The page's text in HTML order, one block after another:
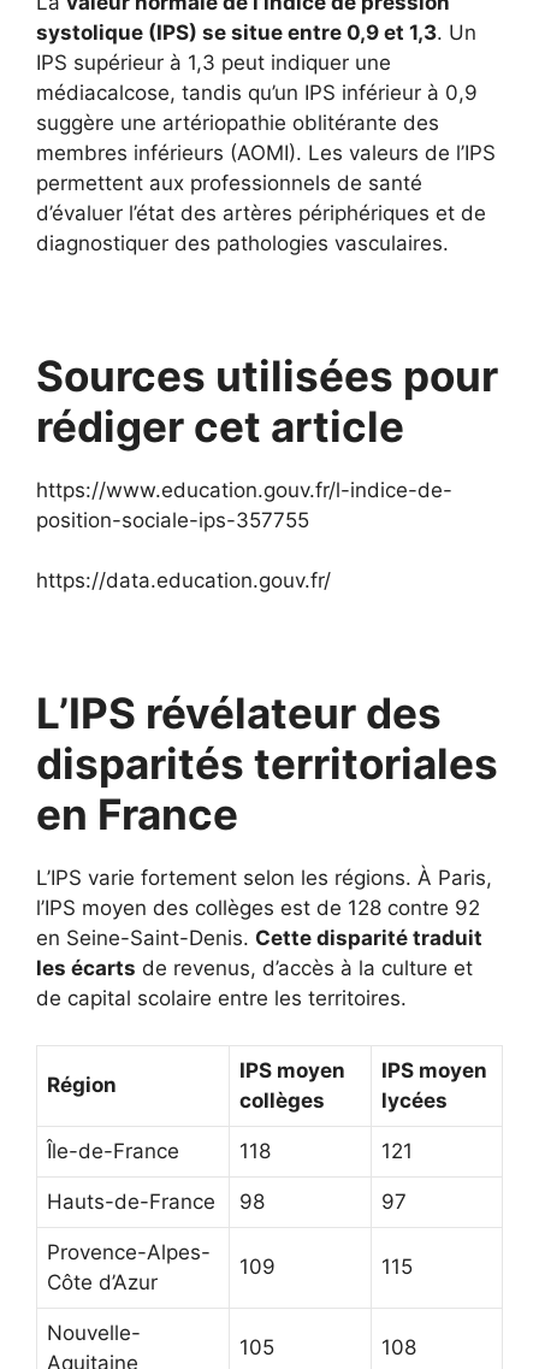
systolique (IPS) se situe entre 0,9 et 1,3. Un
IPS supérieur à 1,3 peut indiquer une
médiacalcose, tandis qu’un IPS inférieur à 0,9
suggère une artériopathie oblitérante des
membres inférieurs (AOMI). Les valeurs de l’IPS
permettent aux professionnels de santé
d’évaluer l’état des artères périphériques et de
diagnostiquer des pathologies vasculaires.
Sources utilisées pour
rédiger cet article
https://www.education.gouv.fr/l-indice-de-
position-sociale-ips-357755
https://data.education.gouv.fr/
L’IPS révélateur des
disparités territoriales
en France
L’IPS varie fortement selon les régions. À Paris,
l’IPS moyen des collèges est de 128 contre 92
en Seine-Saint-Denis. Cette disparité traduit
les écarts de revenus, d’accès à la culture et
de capital scolaire entre les territoires.
Région
IPS moyen
collèges
IPS moyen
lycées
Île-de-France 118 121
Hauts-de-France 98 97
Provence-Alpes-
Côte d’Azur
109 115
Nouvelle-
Aquitaine
105 108